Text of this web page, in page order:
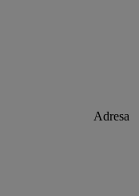
Adresa